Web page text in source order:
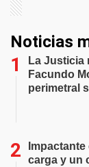
Noticias
La Justicia
Facundo
perimetral
carga y un